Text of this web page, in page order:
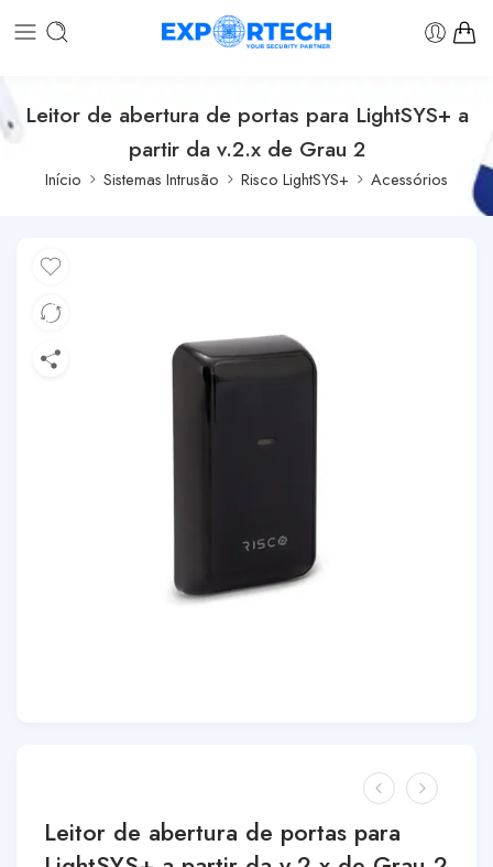
Leitor de abertura de portas para LightSYS+ a
partir da v.2.x de Grau 2
Início Sistemas Intrusão Risco LightSYS+ Acessórios
Leitor de abertura de portas para